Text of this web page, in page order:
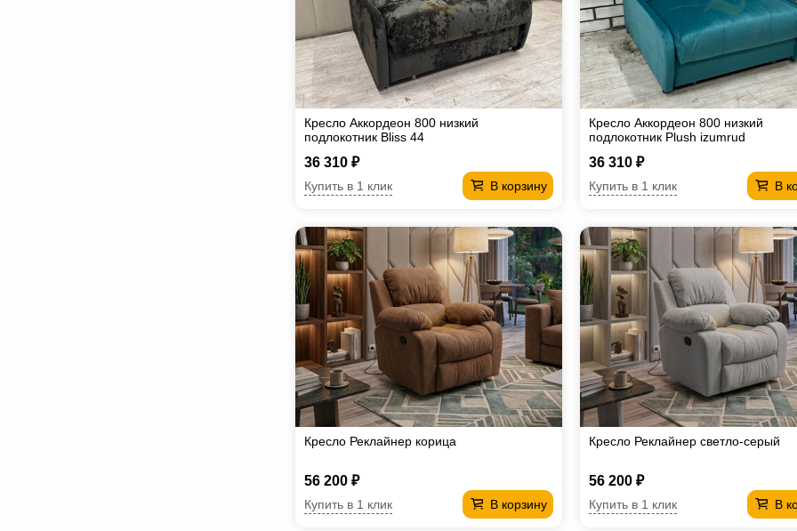
Кресло Аккордеон 800 низкий
подлокотник Вliss 44
36 310 ₽
В корзину
Купить в 1 клик
Кресло Аккордеон 800 низкий
подлокотник Plush izumrud
36 310 ₽
В
Купить в 1 клик
Кресло Реклайнер корица
56 200 ₽
В корзину
Купить в 1 клик
Кресло Реклайнер светло-серый
56 200 ₽
В
Купить в 1 клик